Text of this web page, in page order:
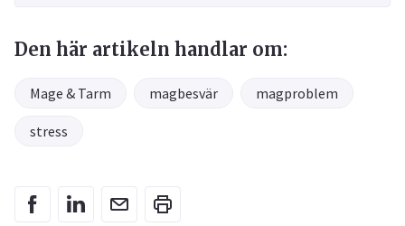
Den här artikeln handlar om:
Mage & Tarm magbesvär magproblem
stress